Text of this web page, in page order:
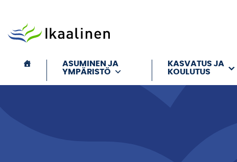
ASUMINEN JA
YMPÄRISTÖ
KASVATUS JA
KOULUTUS